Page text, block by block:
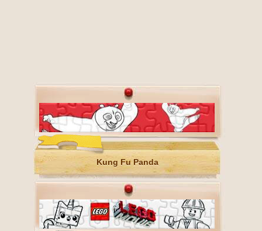
Kung Fu Panda